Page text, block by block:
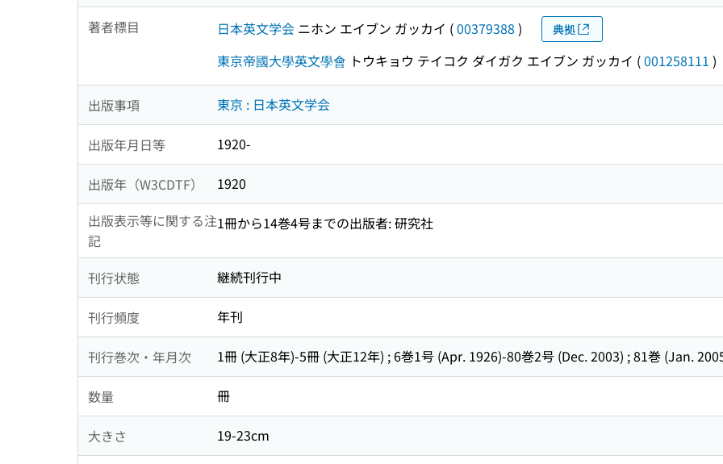
著者標目 日本英文学会 ニホン エイブン ガッカイ (00379388 ) 典拠
東京帝國大學英文學會 トウキョウ テイコク ダイガク エイブン ガッカイ (001258111 )
出版事項 東京 : 日本英文学会
出版年月日等 1920-
出版年（W3CDTF）
1920
出版表示等に関する注
記
1冊から14巻4号までの出版者: 研究社
刊行状態 継続刊行中
刊行頻度 年刊
刊行巻次・年月次 1冊 (大正8年)-5冊 (大正12年) ; 6巻1号 (Apr. 1926)-80巻2号 (Dec. 2003) ; 81巻 (Jan.
数量 冊
大きさ 19-23cm